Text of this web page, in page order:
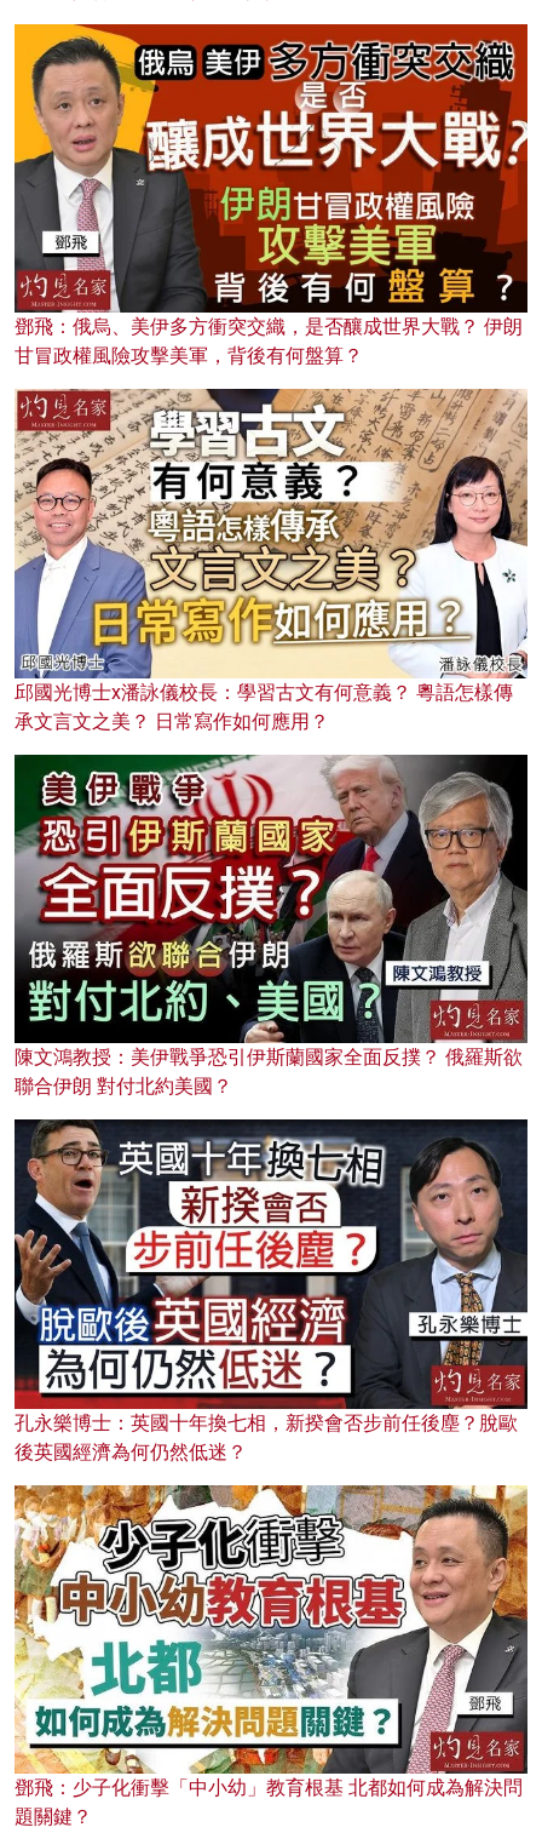
鄧飛：俄烏、美伊多方衝突交織，是否釀成世界大戰？ 伊朗
甘冒政權風險攻擊美軍，背後有何盤算？
邱國光博士x潘詠儀校長：學習古文有何意義？ 粵語怎樣傳
承文言文之美？ 日常寫作如何應用？
陳文鴻教授：美伊戰爭恐引伊斯蘭國家全面反撲？ 俄羅斯欲
聯合伊朗 對付北約美國？
孔永樂博士：英國十年換七相，新揆會否步前任後塵？脫歐
後英國經濟為何仍然低迷？
鄧飛：少子化衝擊「中小幼」教育根基 北都如何成為解決問
題關鍵？